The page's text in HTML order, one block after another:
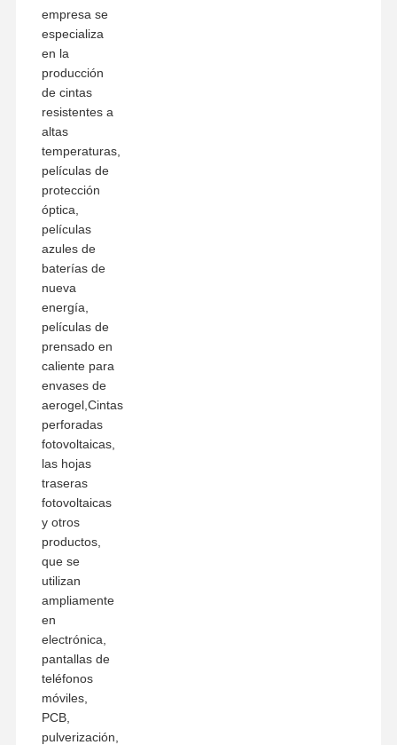
empresa se
especializa
en la
producción
de cintas
resistentes a
altas
temperaturas,
películas de
protección
óptica,
películas
azules de
baterías de
nueva
energía,
películas de
prensado en
caliente para
envases de
aerogel,Cintas
perforadas
fotovoltaicas,
las hojas
traseras
fotovoltaicas
y otros
productos,
que se
utilizan
ampliamente
en
electrónica,
pantallas de
teléfonos
móviles,
PCB,
pulverización,